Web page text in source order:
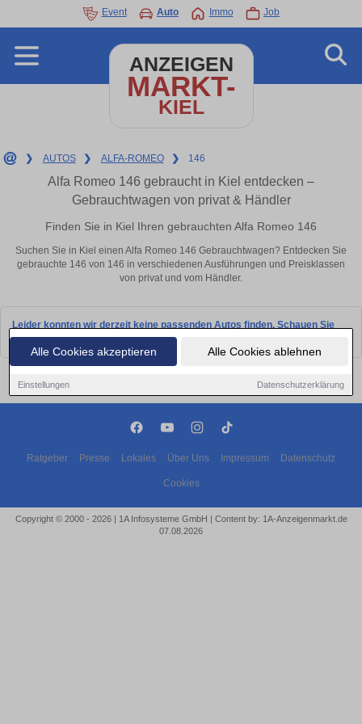
Alle Cookies akzeptieren Alle Cookies ablehnen
Einstellungen Datenschutzerklärung
Event Auto Immo Job
ANZEIGEN
MARKT-
KIEL
❯ AUTOS ❯ ALFA-ROMEO ❯ 146
Alfa Romeo 146 gebraucht in Kiel entdecken –
Gebrauchtwagen von privat & Händler
Finden Sie in Kiel Ihren gebrauchten Alfa Romeo 146
Suchen Sie in Kiel einen Alfa Romeo 146 Gebrauchtwagen? Entdecken Sie
gebrauchte 146 von 146 in verschiedenen Ausführungen und Preisklassen
von privat und vom Händler.
Leider konnten wir derzeit keine passenden Autos finden. Schauen Sie
bald wieder vorbei!
Ratgeber Presse Lokales Über Uns Impressum Datenschutz
Cookies
Copyright © 2000 - 2026 | 1A Infosysteme GmbH | Content by: 1A-Anzeigenmarkt.de
07.08.2026